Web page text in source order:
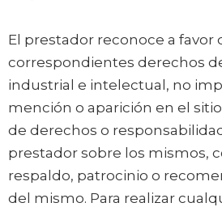
El prestador reconoce a favor
correspondientes derechos
industrial e intelectual, no
mención o aparición en el
de derechos o
prestador sobre los mismos,
respaldo, patrocinio o
del mismo. Para realizar